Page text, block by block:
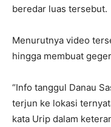
beredar luas tersebut.
Menurutnya video
hingga membuat
“Info tanggul Danau
terjun ke lokasi
kata Urip dalam